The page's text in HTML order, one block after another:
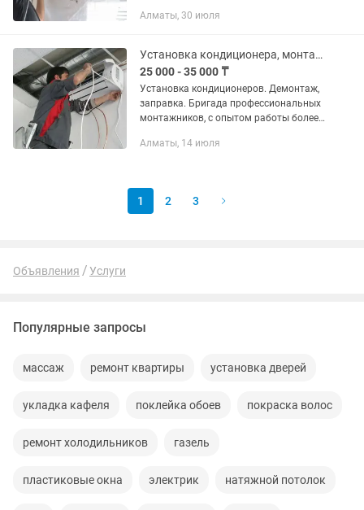
Айдар - я мастер по обслуживанию
Алматы, 30 июля
Установка кондиционера, монтаж,демонтаж,заправка. Кондиционеры Алмаком
25 000 - 35 000 ₸
Установка кондиционеров. Демонтаж,
заправка. Бригада профессиональных
монтажников, с опытом работы более
кондиционера (сплит системы).
Алматы, 14 июля
1 2 3
Объявления Услуги
Популярные запросы
массаж ремонт квартиры установка дверей
укладка кафеля поклейка обоев покраска волос
ремонт холодильников газель
пластиковые окна электрик натяжной потолок